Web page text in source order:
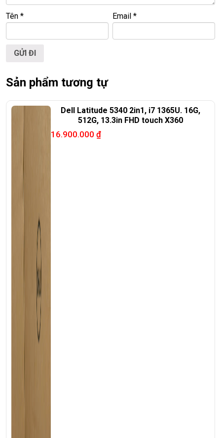
Tên * Email*
Sản phẩm tương tự
Dell Latitude 5340 2in1, i7 1365U. 16G,
512G, 13.3in FHD touch X360
16.900.000 ₫